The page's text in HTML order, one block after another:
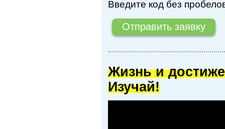
Введите код без
Жизнь и
Изучай!